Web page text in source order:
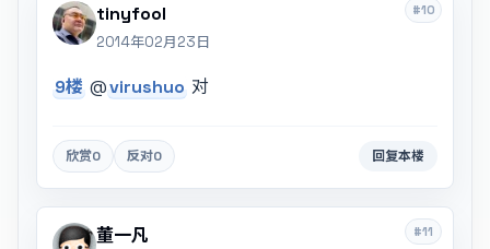
#10
tinyfool
2014年02月23日
9楼 @virushuo 对
欣赏0 反对0 回复本楼
#11
董一凡